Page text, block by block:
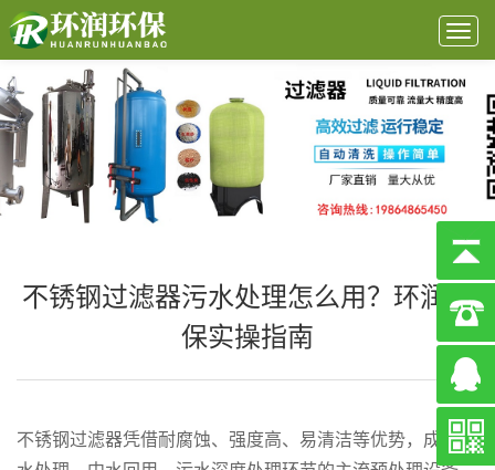
不锈钢过滤器污水处理怎么用？环润环
保实操指南
不锈钢过滤器凭借耐腐蚀、强度高、易清洁等优势，成为污